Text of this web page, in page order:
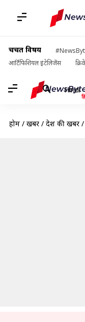
चर्चित विषय
आर्टिफिशियल इंटेलिजेंस
Hindi
होम / खबरें / देश की खबरें /